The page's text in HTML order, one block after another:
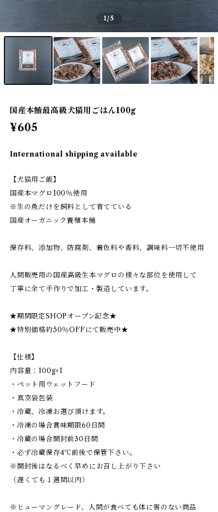
1/5
国産本鮪最高級犬猫用ごはん100g
¥605
International shipping available
【犬猫用ご飯】
国産本マグロ100％使用
※生の魚だけを飼料として育てている
国産オーガニック養殖本鮪
保存料、添加物、防腐剤、着色料や香料、調味料一切不使用
人間販売用の国産高級生本マグロの様々な部位を使用して
丁寧に全て手作りで加工・製造しています。
★期間限定SHOPオープン記念★
★特別価格約50％OFFにて販売中★
【仕様】
内容量：100g×1
・ペット用ウェットフード
・真空袋包装
・冷蔵、冷凍お選び頂けます。
・冷凍の場合賞味期限60日間
・冷蔵の場合開封前30日間
・必ず冷蔵保存4℃前後で保管下さい。
※開封後はなるべく早めにお召し上がり下さい
（遅くても１週間以内）
※ヒューマングレード、人間が食べても体に害のない商品